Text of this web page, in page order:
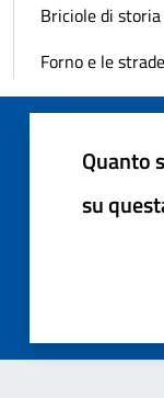
Briciole di storia
Forno e le
Quanto
su